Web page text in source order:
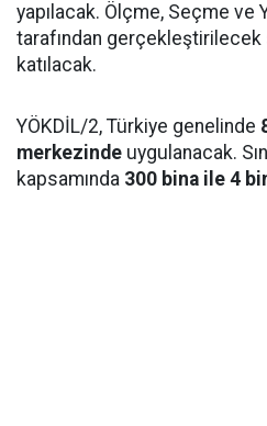
yapılacak. Ölçme, Seçme ve
tarafından gerçekleştirilecek
katılacak.
YÖKDİL/2, Türkiye genelinde
merkezinde uygulanacak.
kapsamında 300 bina ile 4